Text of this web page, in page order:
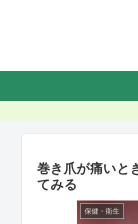
巻き爪が痛いと
てみる
保健・衛生